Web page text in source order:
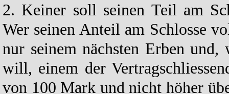
2. Keiner soll seinen Teil am
Wer seinen Anteil am Schlosse
nur seinem nächsten Erben
will, einem der
von 100 Mark und nicht höher